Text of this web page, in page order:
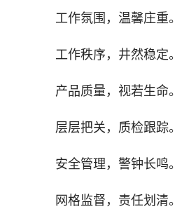
工作氛围，温馨庄重。
工作秩序，井然稳定。
产品质量，视若生命。
层层把关，质检跟踪。
安全管理，警钟长鸣。
网格监督，责任划清。